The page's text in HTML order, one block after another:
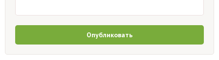
Опубликовать